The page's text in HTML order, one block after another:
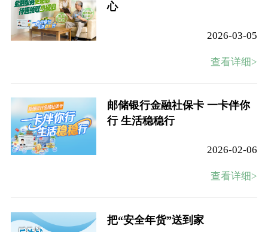
心
2026-03-05
查看详细>
邮储银行金融社保卡 一卡伴你
行 生活稳稳行
2026-02-06
查看详细>
把“安全年货”送到家